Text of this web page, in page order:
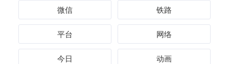
微信 铁路
平台 网络
今日 动画